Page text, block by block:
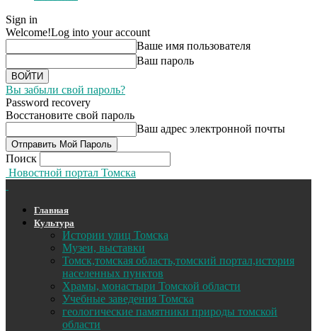
Sign in
Welcome!Log into your account
Ваше имя пользователя
Ваш пароль
Вы забыли свой пароль?
Password recovery
Восстановите свой пароль
Ваш адрес электронной почты
Поиск
Новостной портал Томска
Главная
Культура
Истории улиц Томска
Музеи, выставки
Томск,томская область,томский портал,история
населенных пунктов
Храмы, монастыри Томской области
Учебные заведения Томска
геологические памятники природы томской
области